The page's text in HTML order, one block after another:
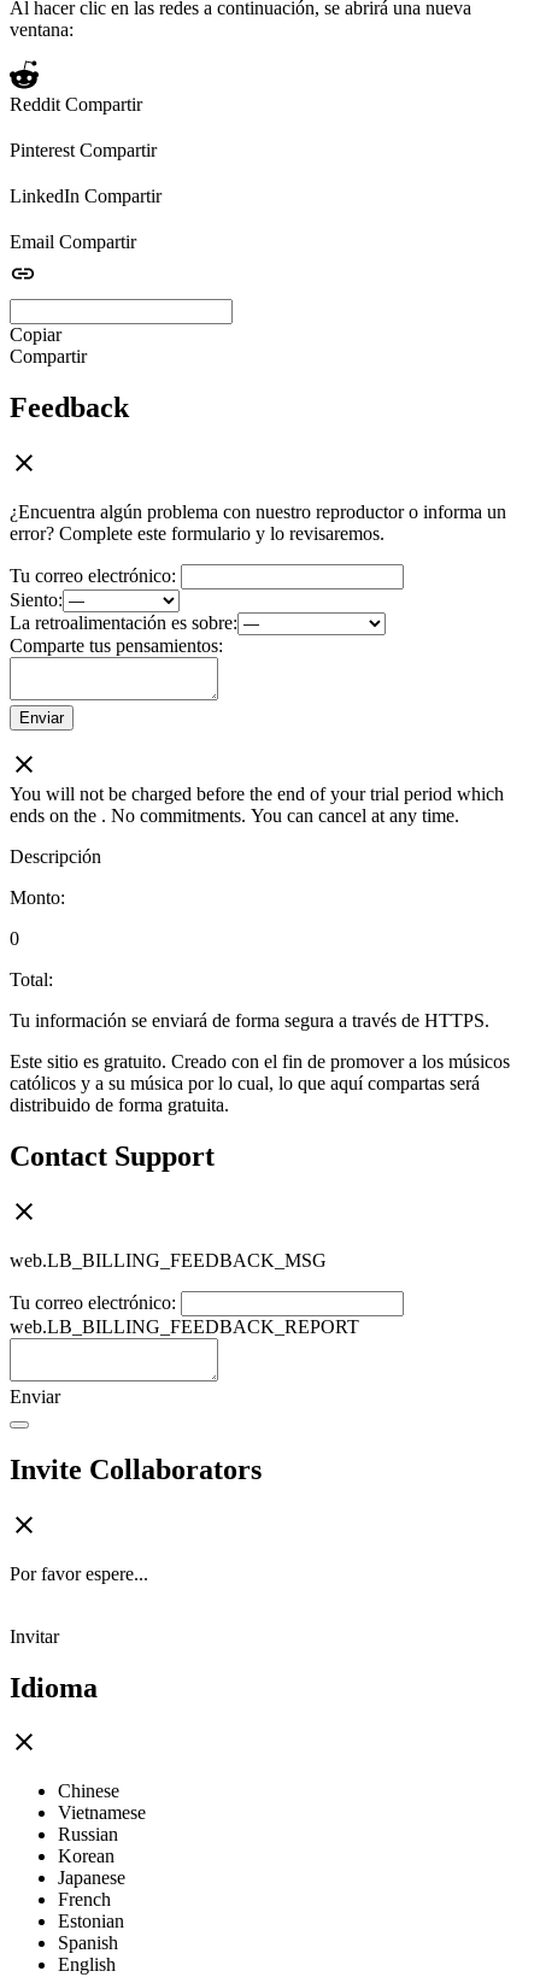
Al hacer clic en las redes a continuación, se abrirá una nueva
ventana:
Reddit Compartir
Pinterest Compartir
LinkedIn Compartir
Email Compartir
Copiar
Compartir
Feedback
¿Encuentra algún problema con nuestro reproductor o informa un
error? Complete este formulario y lo revisaremos.
Tu correo electrónico:
Siento:
La retroalimentación es sobre:
Comparte tus pensamientos:
Enviar
You will not be charged before the end of your trial period which
ends on the . No commitments. You can cancel at any time.
Descripción
Monto:
0
Total:
Tu información se enviará de forma segura a través de HTTPS.
Este sitio es gratuito. Creado con el fin de promover a los músicos
católicos y a su música por lo cual, lo que aquí compartas será
distribuido de forma gratuita.
Contact Support
web.LB_BILLING_FEEDBACK_MSG
Tu correo electrónico:
web.LB_BILLING_FEEDBACK_REPORT
Enviar
Invite Collaborators
Por favor espere...
Invitar
Idioma
Chinese
Vietnamese
Russian
Korean
Japanese
French
Estonian
Spanish
English